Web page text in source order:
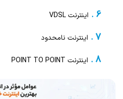
اینترنت VDSL
اینترنت نامحدود
اینترنت POINT TO POINT